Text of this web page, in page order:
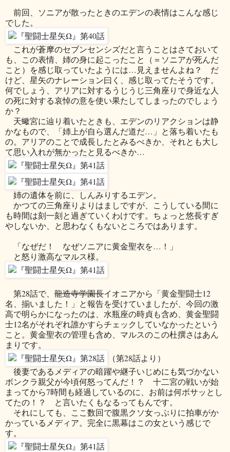
前回、ソニアが散ったときのエデンの表情はこんな感じ
でした。
これが蒼摩のセブンセンシズだと言うことはさておいて
も、この表情、姉の身に起こったこと（＝ソニアが死んだ
こと）を感じ取っていたようには…見えませんよね？ だ
けど、星矢のナレーション曰く、感じ取ってたそうです。
何でしょう、アリアに対するうじうじ三角座りで身近な人
の死に対する哀悼の意を使い果たしてしまったのでしょう
か？
天蠍宮に辿り着いたときも、エデンのリアクションは静
かなもので、「姉上が自ら選んだ道だ…」と落ち着いたも
の。アリアのことで成長したとみるべきか、それとも大し
て思い入れが無かったと見るべきか…
姉の遺体を前に、しんみりするエデン。
かつての三角座りよりはましですが、こうしている間に
も時間は刻一刻と過ぎていくわけです。ちょっと悠長すぎ
やしないか、と思わなくもないところではあります。
「なぜだ！ なぜソニアに黄金聖衣を…！」
と怒り激高なマルス様。
第28話で、 龍造寺学園長イオニアから「黄金聖闘士12
名、揃いました！」と報告を受けていましたが、今回の激
高で明らかになったのは、水瓶座の時貞も含め、黄金聖闘
士12名がそれぞれ誰かすらチェックしていなかったという
こと。黄金聖衣の管理も含め、マルスのこの杜撰さはあん
まりです。
（第28話より）
後妻であるメディアの暗躍や継子いじめにも気づかない
ボンクラ親父が今頃何怒ってんだ！？ 十二宮の戦いが始
まってから7時間も経過しているのに、お前は何ボサッとし
てたの！？ と言いたくもなるってもんです。
それにしても、ここ数回で腹黒クソ女っぷりに拍車がか
かっているメディア。完全に黒幕はこの女という感じで
す。